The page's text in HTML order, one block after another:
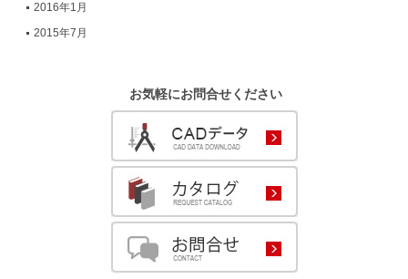
2016年1月
2015年7月
お気軽にお問合せください